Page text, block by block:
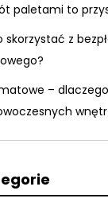
paletami to
skorzystać z
–